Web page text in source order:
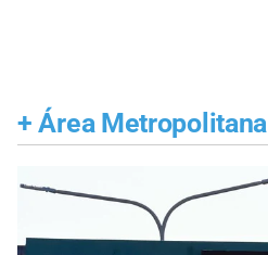
+ Área Metropolitana